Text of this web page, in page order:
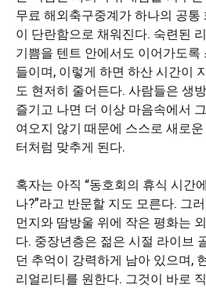
무료 해외축구중계가 하나의 공통
이 단란함으로 채워진다. 숙련된
기쁨을 텐트 안에서도 이어가도
들이며, 이렇게 하면 하산 시간이
도 현저히 줄어든다. 사람들은 생
즐기고 나면 더 이상 마음속에서
여오지 않기 때문에 스스로 새로
터처럼 맞추게 된다.
혹자는 아직 “동호회의 휴식 시간
나?”라고 반문할 지도 모른다. 그
먼지와 땀방울 위에 작은 평화는
다. 중장년층은 젊은 시절 라이브
던 추억이 강력하게 남아 있으며,
리얼리티를 원한다. 그것이 바로